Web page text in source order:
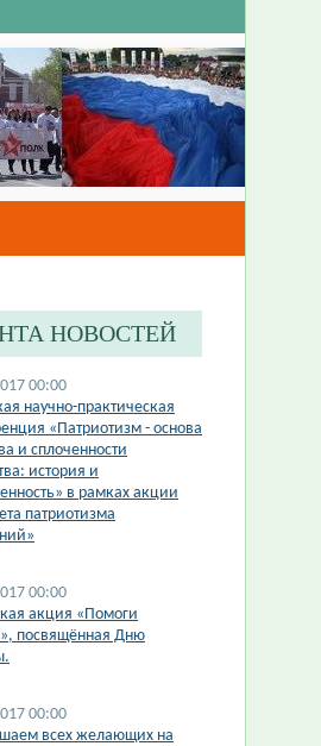
НОВОСТЕЙ
00:00
научно-практическая
«Патриотизм - основа
и сплоченности
история и
в рамках акции
патриотизма
00:00
акция «Помоги
посвящённая Дню
00:00
всех желающих на